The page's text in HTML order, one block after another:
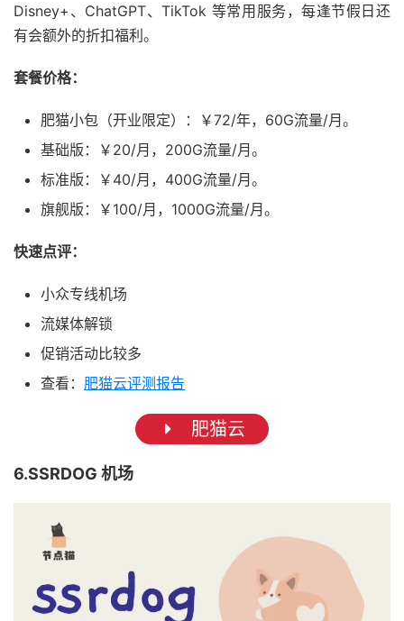
Disney+、ChatGPT、TikTok 等常用服务，每逢节假日还
有会额外的折扣福利。
套餐价格：
肥猫小包（开业限定）：￥72/年，60G流量/月。
基础版：￥20/月，200G流量/月。
标准版：￥40/月，400G流量/月。
旗舰版：￥100/月，1000G流量/月。
快速点评：
小众专线机场
流媒体解锁
促销活动比较多
查看： 肥猫云评测报告
肥猫云
6.SSRDOG 机场